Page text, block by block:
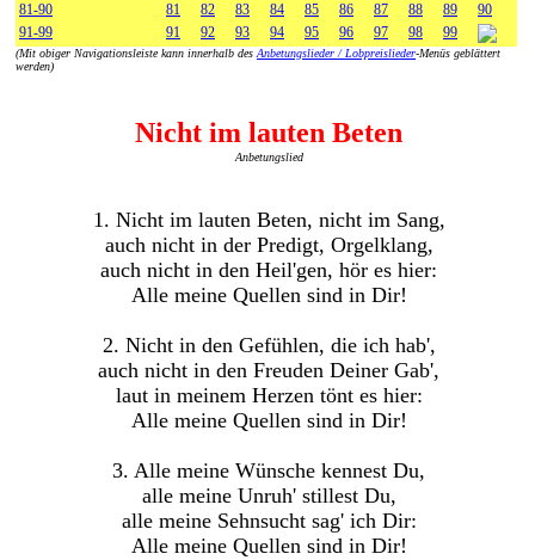
81-90
81 82 83 84 85 86 87 88 89
90
91-99
91 92 93 94 95 96 97 98 99
(Mit obiger Navigationsleiste kann innerhalb des Anbetungslieder / Lobpreislieder-Menüs geblättert
werden)
Nicht im lauten Beten
Anbetungslied
1. Nicht im lauten Beten, nicht im Sang,
auch nicht in der Predigt, Orgelklang,
auch nicht in den Heil'gen, hör es hier:
Alle meine Quellen sind in Dir!
2. Nicht in den Gefühlen, die ich hab',
auch nicht in den Freuden Deiner Gab',
laut in meinem Herzen tönt es hier:
Alle meine Quellen sind in Dir!
3. Alle meine Wünsche kennest Du,
alle meine Unruh' stillest Du,
alle meine Sehnsucht sag' ich Dir:
Alle meine Quellen sind in Dir!